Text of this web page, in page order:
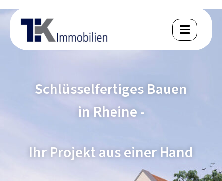
Schlüsselfertiges Bauen
in Rheine -
Ihr Projekt aus einer Hand